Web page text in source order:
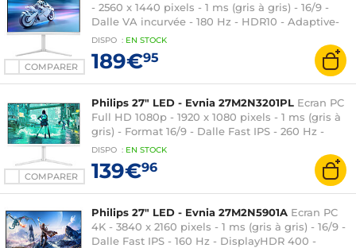
COMPARER
- 2560 x 1440 pixels - 1 ms (gris à gris) - 16/9 -
Dalle VA incurvée - 180 Hz - HDR10 - Adaptive-
Sync - HDMI/DisplayPort - RGB Ambiglow -
Réglage en hauteur - Blanc
DISPO : EN STOCK
189€95
COMPARER
Philips 27" LED - Evnia 27M2N3201PL Ecran PC
Full HD 1080p - 1920 x 1080 pixels - 1 ms (gris à
gris) - Format 16/9 - Dalle Fast IPS - 260 Hz -
HDR10 - Adaptive-Sync - HDMI/DisplayPort -
DISPO : EN STOCK
139€96
Philips 27" LED - Evnia 27M2N5901A Ecran PC
4K - 3840 x 2160 pixels - 1 ms (gris à gris) - 16/9 -
Dalle Fast IPS - 160 Hz - DisplayHDR 400 -